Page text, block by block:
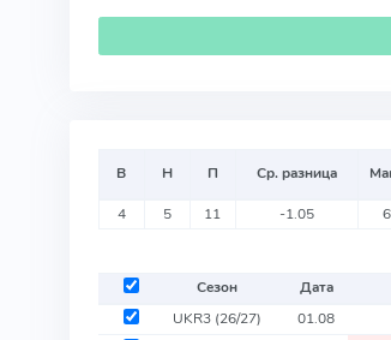
В Н П Ср. разница
4 5 11 -1.05 6
Сезон Дата
UKR3 (26/27) 01.08